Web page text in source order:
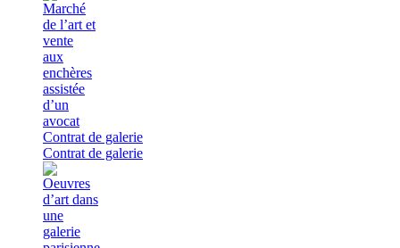
Contrat de galerie
Contrat de galerie